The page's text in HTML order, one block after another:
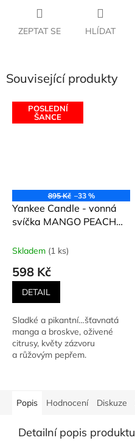
ZEPTAT SE HLÍDAT
Související produkty
POSLEDNÍ
ŠANCE
895 Kč –33 %
Yankee Candle - vonná
svíčka MANGO PEACH
broskví) 623 g
Skladem (1 ks)
598 Kč
DETAIL
Sladké a pikantní…šťavnatá
manga a broskve, oživené
citrusy, květy zázvoru
a růžovým pepřem.
Popis Hodnocení Diskuze
Detailní popis produktu